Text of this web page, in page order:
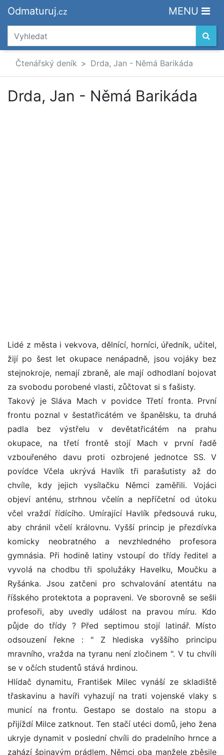
Odmaturuj.cz MENU
Čtenářský deník Drda, Jan - Němá Barikáda
Drda, Jan - Němá Barikáda
Lidé z města i vekvova, dělnící, horníci, úředník, učitel,
žijí po šest let okupace nenápadně, jsou vojáky bez
stejnokroje, nemají zbraně, ale mají odhodlaní bojovat
za svobodu porobené vlasti, zůčtovat si s fašisty.
Takový je Sláva Mach v povidce Třetí fronta. První
frontu poznal v šestatřicátém ve španělsku, ta druhá
padla bez výstřelu v devětatřicátém na prahu
okupace, na třetí frontě stojí Mach v první řadě
vzbouřeného davu proti ozbrojené jednotce SS. V
povídce Včela ukrývá Havlík tři parašutisty až do
chvíle, kdy jejich vysílačku Němci zaměřili. Vojáci
objeví anténu, strhnou včelín a nepříčetní od útoku
včel vraždí řídícího. Umírající Havlík předsouvá ruku,
aby chránil včelí královnu. Vyšší princip je přezdívka
komicky neobratného a nevzhledného profesora
gymnásia. Při hodině latiny vstoupí do třídy ředitel a
vyvolá na chodbu tři spolužáky Havelku, Moučku a
Ryšánka. Jsou zatčeni pro schvalování atentátu na
říšského protektota a popraveni. Ve sborovně se sešli
profesoři, aby uvedly událost na pravou míru. Kdo
půjde do třídy ? Před septimou stojí latinář. Místo
odsouzení řekne : " Z hlediska vyššího principu
mravního, vražda na tyranu není zločinem ". V tu chvíli
se v očích studentů stává hrdinou.
Hlídač dynamitu, František Milec vynáší ze skladiště
třaskavinu a havíři vyhazují na trati vojenské vlaky s
municí na frontu. Gestapo se dostalo na stopu a
přijíždí Milce zatknout. Ten stačí utéci domů, jeho žena
ukryje dynamit v poslední chvíli do pradelního hrnce a
zahází špinavým prádlem. Němci oba manžele zběsile